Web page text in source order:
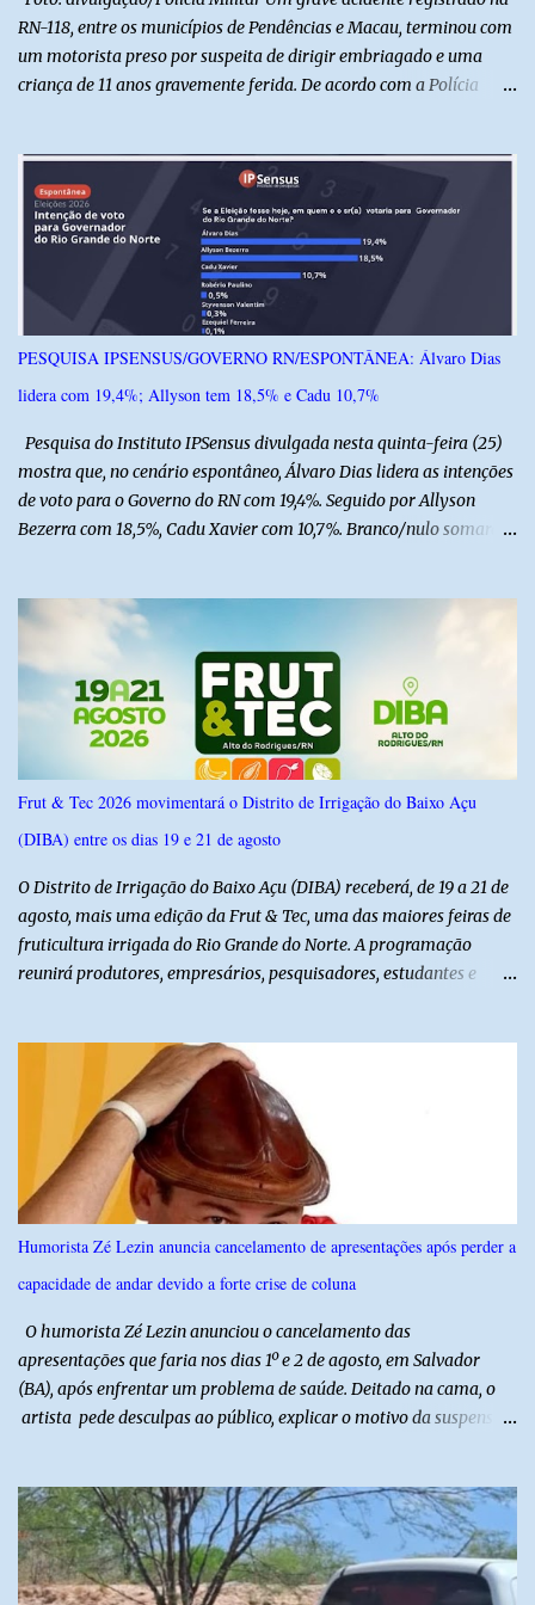
RN-118, entre os municípios de Pendências e Macau, terminou com
um motorista preso por suspeita de dirigir embriagado e uma
criança de 11 anos gravemente ferida. De acordo com a Polícia
autuado em flagrante. O exame pericial para confirmar a
concentração de álcool no organismo ainda está em andamento. A
vítima é um menino de 11 anos, que sofreu ferimentos graves no
acidente. Após os primeiros atendimentos, ele foi entubado e
transferido pelo helicóptero Potiguar 02 para o Hospital
Monsenhor Walfredo Gurgel, em Natal, onde permanece internado
sob cuidados médicos especializados. Segundo informações da
Polícia Militar, a criança é filha de um policial militar. PM reforça
alerta sobre álcool e direção Em nota, a Polícia Militar manifestou
PESQUISA IPSENSUS/GOVERNO RN/ESPONTÂNEA: Álvaro Dias
lidera com 19,4%; Allyson tem 18,5% e Cadu 10,7%
Pesquisa do Instituto IPSensus divulgada nesta quinta-feira (25)
mostra que, no cenário espontâneo, Álvaro Dias lidera as intenções
de voto para o Governo do RN com 19,4%. Seguido por Allyson
Bezerra com 18,5%, Cadu Xavier com 10,7%. Branco/nulo somaram
do Norte entre os dias 18 e 22 de junho de 2026. O levantamento
possui margem de erro de 2,5 pontos percentuais e nível de
confiança de 95%. Registro no TSE: RN-09520/2026
Frut & Tec 2026 movimentará o Distrito de Irrigação do Baixo Açu
(DIBA) entre os dias 19 e 21 de agosto
O Distrito de Irrigação do Baixo Açu (DIBA) receberá, de 19 a 21 de
agosto, mais uma edição da Frut & Tec, uma das maiores feiras de
fruticultura irrigada do Rio Grande do Norte. A programação
reunirá produtores, empresários, pesquisadores, estudantes e
instituições e tecnologias voltadas ao setor. Além das atividades
técnicas, a feira contará com programação cultural. No dia 20 de
agosto, o público poderá prestigiar o show de humor com Mução,
seguido de apresentação musical de Vê Barreto. A Frut & Tec
reforça a importância do Distrito de Irrigação do Baixo Açu como
referência na fruticultura irrigada, promovendo conhecimento,
inovação e oportunidades para o desenvolvimento do agronegócio
potiguar. @associacaodiba
Humorista Zé Lezin anuncia cancelamento de apresentações após perder a
capacidade de andar devido a forte crise de coluna
O humorista Zé Lezin anunciou o cancelamento das
apresentações que faria nos dias 1º e 2 de agosto, em Salvador
(BA), após enfrentar um problema de saúde. Deitado na cama, o
artista pede desculpas ao público, explicar o motivo da suspensão
impossível viajar e subir ao palco. O comediante contou que
precisou ser levado a um hospital depois de perder a capacidade
de andar normalmente. “Eu não estou conseguindo nem me
levantar direito da cama. É um processo muito dolorido”, relatou o